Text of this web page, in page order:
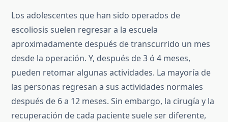
Los adolescentes que han sido operados de
escoliosis suelen regresar a la escuela
aproximadamente después de transcurrido un mes
desde la operación. Y, después de 3 ó 4 meses,
pueden retomar algunas actividades. La mayoría de
las personas regresan a sus actividades normales
después de 6 a 12 meses. Sin embargo, la cirugía y la
recuperación de cada paciente suele ser diferente,